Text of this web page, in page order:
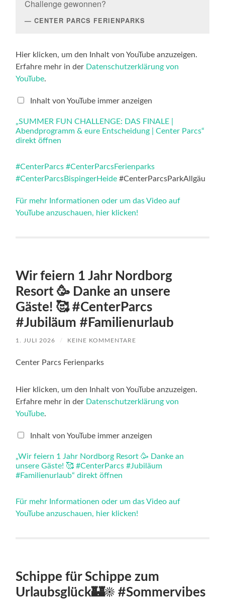
Challenge gewonnen?
CENTER PARCS FERIENPARKS
„SUMMER
CHALLENGE:
DAS
Abendprogramm
eure
Entscheidung
|
Center
YouTube
Hier klicken, um den Inhalt von YouTube anzuzeigen.
Erfahre mehr in der Datenschutzerklärung von
YouTube.
Inhalt von YouTube immer anzeigen
„SUMMER FUN CHALLENGE: DAS FINALE |
Abendprogramm & eure Entscheidung | Center Parcs“
direkt öffnen
#CenterParcs #CenterParcsFerienparks
#CenterParcsBispingerHeide #CenterParcsParkAllgäu
Für mehr Informationen oder um das Video auf
YouTube anzuschauen, hier klicken!
Wir feiern 1 Jahr Nordborg
Resort 🥳 Danke an unsere
Gäste! 🥰 #CenterParcs
#Jubiläum #Familienurlaub
1. JULI 2026 / KEINE KOMMENTARE
Center Parcs Ferienparks
„Wir
1
Jahr
🥳
an
unsere
Gäste!
🥰
#Familienurlaub“
YouTube
Hier klicken, um den Inhalt von YouTube anzuzeigen.
Erfahre mehr in der Datenschutzerklärung von
YouTube.
Inhalt von YouTube immer anzeigen
„Wir feiern 1 Jahr Nordborg Resort 🥳 Danke an
unsere Gäste! 🥰 #CenterParcs #Jubiläum
#Familienurlaub“ direkt öffnen
Für mehr Informationen oder um das Video auf
YouTube anzuschauen, hier klicken!
Schippe für Schippe zum
Urlaubsglück🏰☀️ #Sommervibes